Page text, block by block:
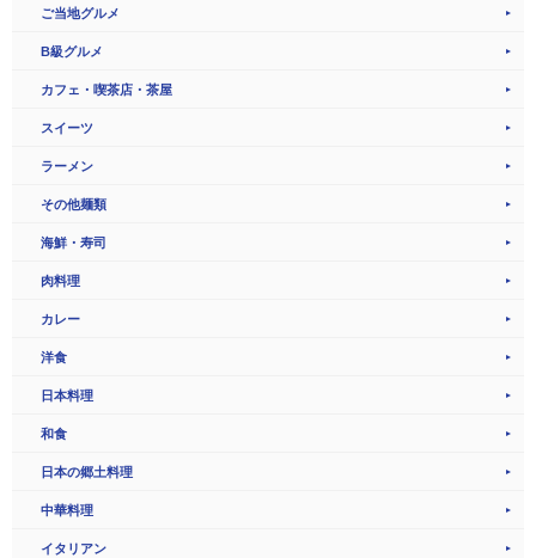
ご当地グルメ
B級グルメ
カフェ・喫茶店・茶屋
スイーツ
ラーメン
その他麺類
海鮮・寿司
肉料理
カレー
洋食
日本料理
和食
日本の郷土料理
中華料理
イタリアン